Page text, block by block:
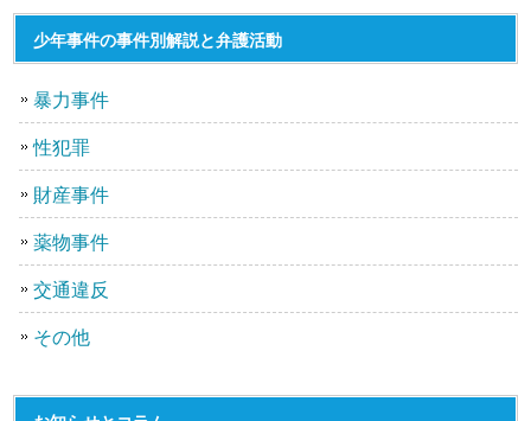
少年事件の事件別解説と弁護活動
暴力事件
性犯罪
財産事件
薬物事件
交通違反
その他